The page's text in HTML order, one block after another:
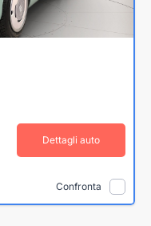
Dettagli auto
Confronta